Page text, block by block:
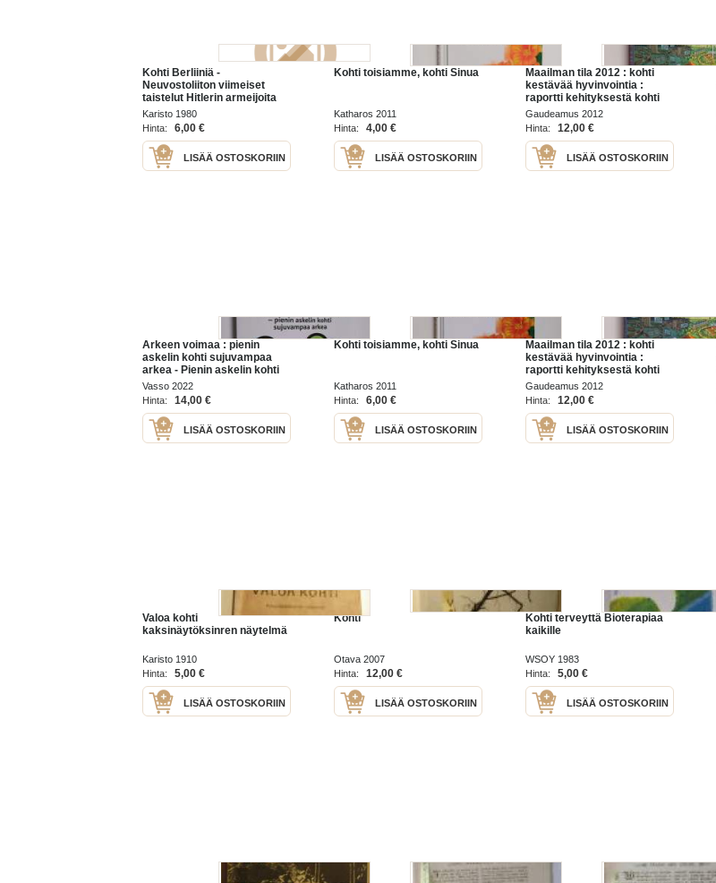
Kohti Berliiniä -
Neuvostoliiton viimeiset
taistelut Hitlerin armeijoita
vastaan, 1980.
Karisto 1980
Hinta:
6,00 €
LISÄÄ OSTOSKORIIN
Kohti toisiamme, kohti Sinua
Katharos 2011
Hinta:
4,00 €
LISÄÄ OSTOSKORIIN
Maailman tila 2012 : kohti
kestävää hyvinvointia :
raportti kehityksestä kohti
kestävää yhteiskuntaa
Gaudeamus 2012
Hinta:
12,00 €
LISÄÄ OSTOSKORIIN
Arkeen voimaa : pienin
askelin kohti sujuvampaa
arkea - Pienin askelin kohti
sujuvampaa arkea
Vasso 2022
Hinta:
14,00 €
LISÄÄ OSTOSKORIIN
Kohti toisiamme, kohti Sinua
Katharos 2011
Hinta:
6,00 €
LISÄÄ OSTOSKORIIN
Maailman tila 2012 : kohti
kestävää hyvinvointia :
raportti kehityksestä kohti
kestävää yhteiskuntaa
Gaudeamus 2012
Hinta:
12,00 €
LISÄÄ OSTOSKORIIN
Valoa kohti
kaksinäytöksinren näytelmä
Karisto 1910
Hinta:
5,00 €
LISÄÄ OSTOSKORIIN
Kohti
Otava 2007
Hinta:
12,00 €
LISÄÄ OSTOSKORIIN
Kohti terveyttä Bioterapiaa
kaikille
WSOY 1983
Hinta:
5,00 €
LISÄÄ OSTOSKORIIN